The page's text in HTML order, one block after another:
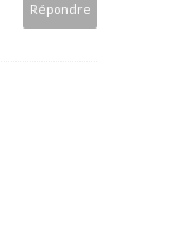
Répondre